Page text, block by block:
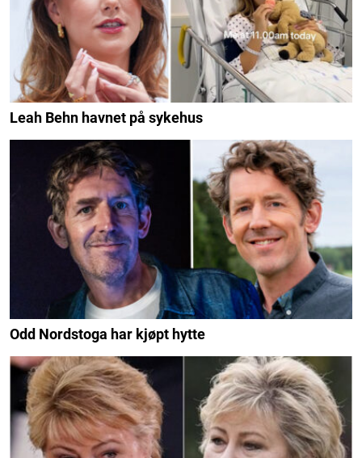
Leah Behn havnet på sykehus
Odd Nordstoga har kjøpt hytte